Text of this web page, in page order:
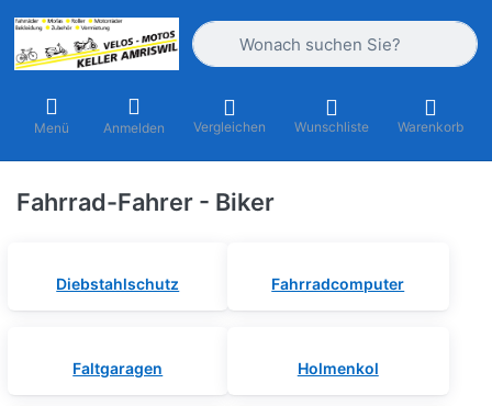
Geben Sie einen Suchbegriff ein.
Menü Anmelden Vergleichen Wunschliste Warenkorb
Fahrrad-Fahrer - Biker
Diebstahlschutz Fahrradcomputer
Faltgaragen Holmenkol